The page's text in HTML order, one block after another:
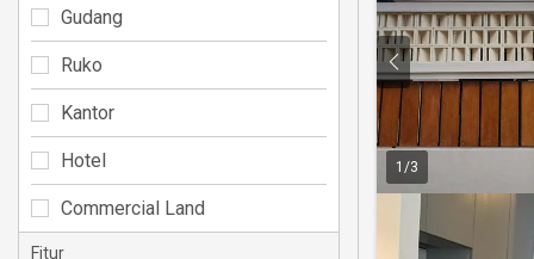
1 /3
Gudang
Ruko
Kantor
Hotel
Commercial Land
Fitur